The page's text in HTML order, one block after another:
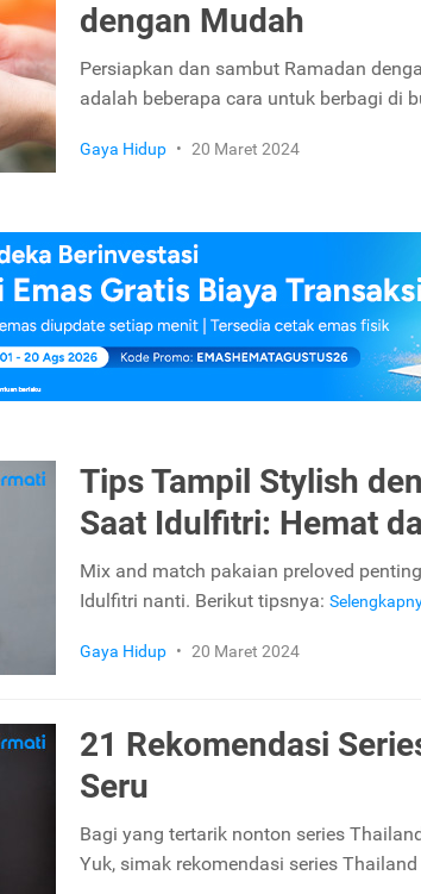
dengan Mudah
Persiapkan dan sambut Ramadan
adalah beberapa cara untuk berbagi di
Gaya Hidup • 20 Maret 2024
Tips Tampil Stylish
Saat Idulfitri: Hemat
Mix and match pakaian preloved
Idulfitri nanti. Berikut tipsnya:
Gaya Hidup • 20 Maret 2024
21 Rekomendasi
Seru
Bagi yang tertarik nonton series
Yuk, simak rekomendasi series